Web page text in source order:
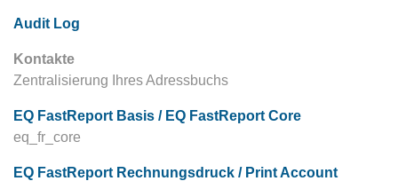
Audit Log
Kontakte
Zentralisierung Ihres Adressbuchs
EQ FastReport Basis / EQ FastReport Core
eq_fr_core
EQ FastReport Rechnungsdruck / Print Account